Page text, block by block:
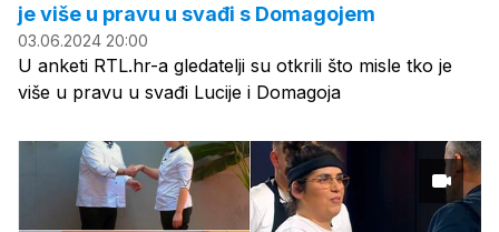
je više u pravu u svađi s Domagojem
03.06.2024 20:00
U anketi RTL.hr-a gledatelji su otkrili što misle tko je
više u pravu u svađi Lucije i Domagoja